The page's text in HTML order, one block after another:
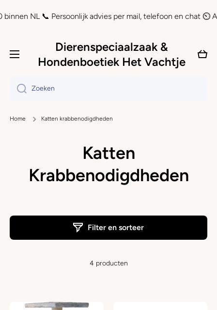
Doorgaan naar artikel
NL 📞 Persoonlijk advies per mail, telefoon en chat ⏲
Dierenspeciaalzaak &
Hondenboetiek Het Vachtje
Zoeken
Home Katten krabbenodigdheden
Katten
Krabbenodigdheden
Filter en sorteer
4 producten